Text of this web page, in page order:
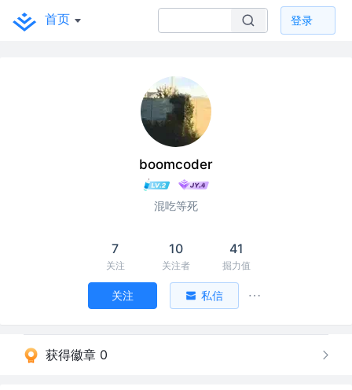
首页 登录
boomcoder
混吃等死
7
关注
10
关注者
41
掘力值
关注 私信
获得徽章 0